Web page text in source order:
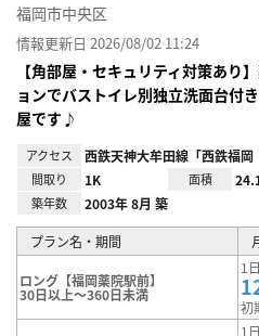
福岡市中央区
情報更新日 2026/08/02 11:24
【角部屋・セキュリティ対策あり
ョンでバストイレ別独立洗面台付
屋です♪
アクセス 西鉄天神大牟田線「西鉄福
間取り 1K 面積
築年数 2003年 8月 築
プラン名・期間
ロング【福岡薬院駅前】
30日以上～360日未満
1
初
1